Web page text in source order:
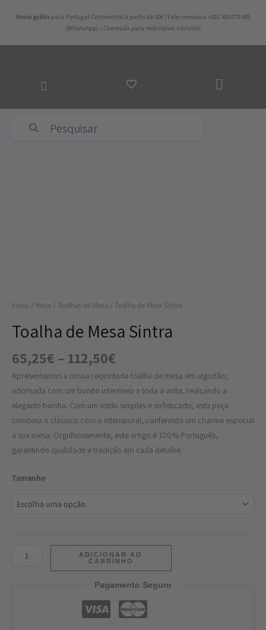
Envio grátis para Portugal Continental a partir de 50€ | Fale connosco +351 968 079 985
(WhatsApp) – Chamada para rede móvel nacional
AO
Início / Mesa / Toalhas de Mesa / Toalha de Mesa Sintra
Toalha de Mesa Sintra
65,25€ – 112,50€
Apresentamos a nossa requintada toalha de mesa em algodão,
adornada com um bonito intermeio a toda a volta, realçando a
elegante bainha. Com um estilo simples e sofisticado, esta peça
combina o clássico com o intemporal, conferindo um charme especial
à sua mesa. Orgulhosamente, este artigo é 100% Português,
garantindo qualidade e tradição em cada detalhe.
Tamanho
ADICIONAR AO
CARRINHO
Pagamento Seguro